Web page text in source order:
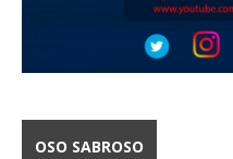
OSO SABROSO